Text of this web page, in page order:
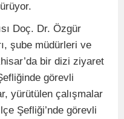
Doç. Dr. Özgür
şube müdürleri ve
bir dizi ziyaret
görevli
yürütülen çalışmalar
Şefliği’nde görevli